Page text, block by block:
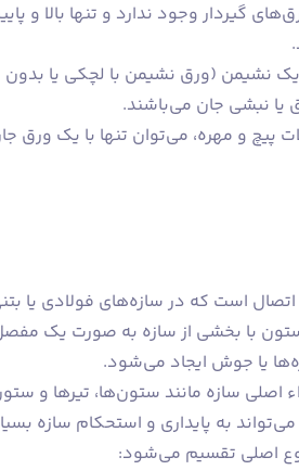
گیردار وجود ندارد و تنها بالا و
نشیمن (ورق نشیمن با لچکی یا
یا نبشی جان می‌باشند.
پیچ و مهره، می‌توان تنها با یک ورق
است که در سازه‌های فولادی یا
ستون با بخشی از سازه به صورت یک
یا جوش ایجاد می‌شود.
اصلی سازه مانند ستون‌ها، تیرها و
به پایداری و استحکام سازه
اصلی تقسیم می‌شود: